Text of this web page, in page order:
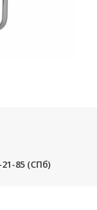
21-85 (СПб)